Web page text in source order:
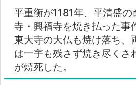
平重衡が1181年、平清盛の
寺・興福寺を焼き払った事
東大寺の大仏も焼け落ち、
は一宇も残さず焼き尽くさ
が焼死した。